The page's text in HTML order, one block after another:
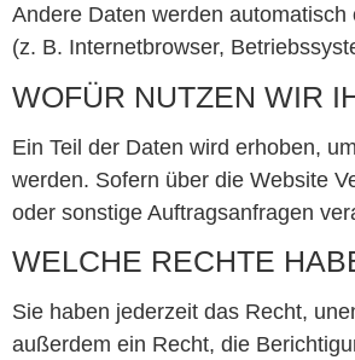
Andere Daten werden
(z. B. Internetbrowser,
WOFÜR NUTZEN WIR
Ein Teil der Daten wird erhoben,
werden. Sofern über die Website
oder sonstige Auftragsanfragen
WELCHE RECHTE
Sie haben jederzeit das Recht,
außerdem ein Recht, die